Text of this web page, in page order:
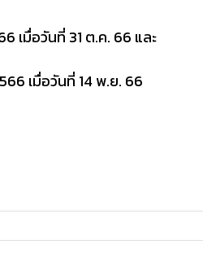
เมื่อวันที่ 31 ต.ค. 66 และ
เมื่อวันที่ 14 พ.ย. 66